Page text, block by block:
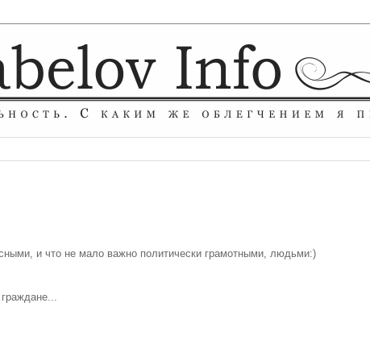
и что не мало важно политически грамотными, людьми:)